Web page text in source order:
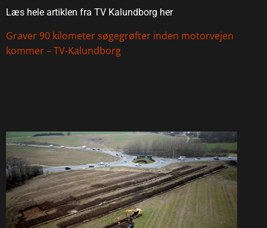
Læs hele artiklen fra TV Kalundborg her
Graver 90 kilometer søgegrøfter inden motorvejen
kommer – TV-Kalundborg